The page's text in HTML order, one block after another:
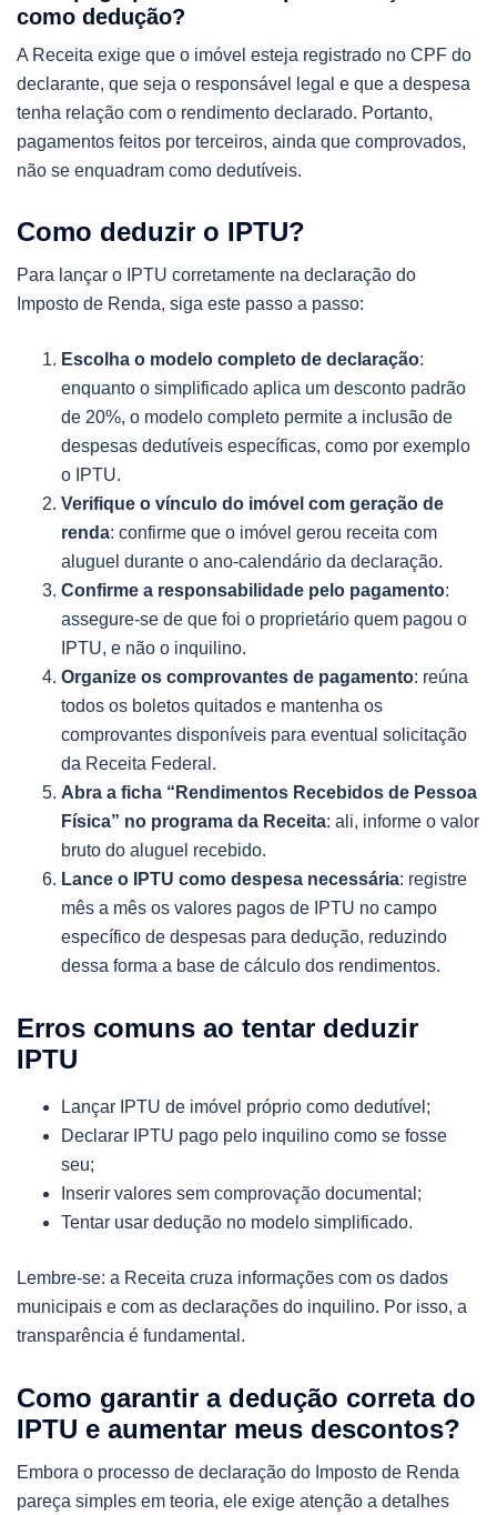
como dedução?
A Receita exige que o imóvel esteja registrado no CPF do
declarante, que seja o responsável legal e que a despesa
tenha relação com o rendimento declarado. Portanto,
pagamentos feitos por terceiros, ainda que comprovados,
não se enquadram como dedutíveis.
Como deduzir o IPTU?
Para lançar o IPTU corretamente na declaração do
Imposto de Renda, siga este passo a passo:
Escolha o modelo completo de declaração:
enquanto o simplificado aplica um desconto padrão
de 20%, o modelo completo permite a inclusão de
despesas dedutíveis específicas, como por exemplo
o IPTU.
Verifique o vínculo do imóvel com geração de
renda: confirme que o imóvel gerou receita com
aluguel durante o ano-calendário da declaração.
Confirme a responsabilidade pelo pagamento:
assegure-se de que foi o proprietário quem pagou o
IPTU, e não o inquilino.
Organize os comprovantes de pagamento: reúna
todos os boletos quitados e mantenha os
comprovantes disponíveis para eventual solicitação
da Receita Federal.
Abra a ficha “Rendimentos Recebidos de Pessoa
Física” no programa da Receita: ali, informe o valor
bruto do aluguel recebido.
Lance o IPTU como despesa necessária: registre
mês a mês os valores pagos de IPTU no campo
específico de despesas para dedução, reduzindo
dessa forma a base de cálculo dos rendimentos.
Erros comuns ao tentar deduzir
IPTU
Lançar IPTU de imóvel próprio como dedutível;
Declarar IPTU pago pelo inquilino como se fosse
seu;
Inserir valores sem comprovação documental;
Tentar usar dedução no modelo simplificado.
Lembre-se: a Receita cruza informações com os dados
municipais e com as declarações do inquilino. Por isso, a
transparência é fundamental.
Como garantir a dedução correta do
IPTU e aumentar meus descontos?
Embora o processo de declaração do Imposto de Renda
pareça simples em teoria, ele exige atenção a detalhes